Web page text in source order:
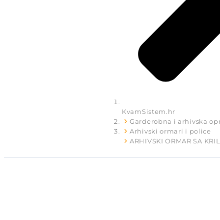
KvamSistem.hr
Garderobna i arhivska
Arhivski ormari i police
ARHIVSKI ORMAR SA